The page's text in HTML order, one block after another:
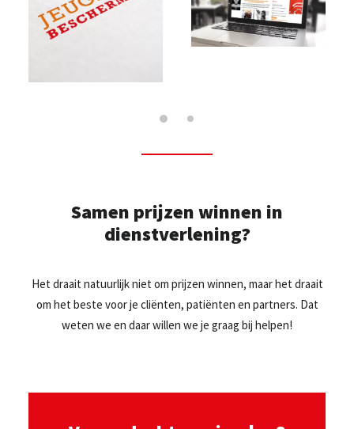
Samen prijzen winnen in
dienstverlening?
Het draait natuurlijk niet om prijzen winnen, maar het draait
om het beste voor je cliënten, patiënten en partners. Dat
weten we en daar willen we je graag bij helpen!